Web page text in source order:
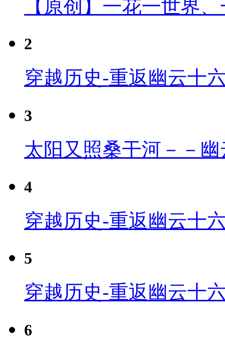
【原创】一花一世界
2
穿越历史-重返幽云十
3
太阳又照桑干河－－
4
穿越历史-重返幽云十
5
穿越历史-重返幽云十
6